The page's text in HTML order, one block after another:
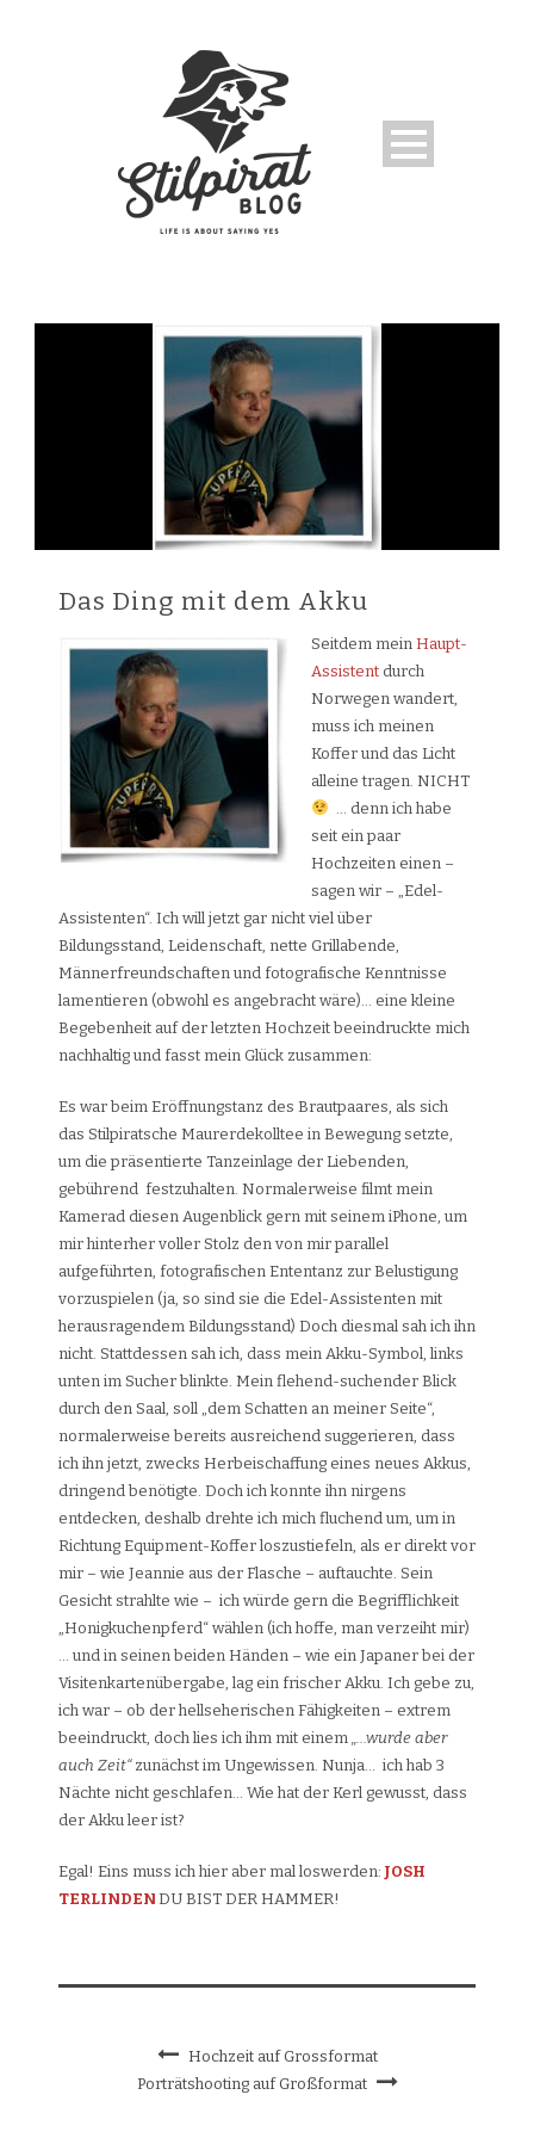
Das Ding mit dem Akku
Seitdem mein Haupt-
Assistent durch
Norwegen wandert,
muss ich meinen
Koffer und das Licht
alleine tragen. NICHT
… denn ich habe
seit ein paar
Hochzeiten einen –
sagen wir – „Edel-
Assistenten“. Ich will jetzt gar nicht viel über
Bildungsstand, Leidenschaft, nette Grillabende,
Männerfreundschaften und fotografische Kenntnisse
lamentieren (obwohl es angebracht wäre)… eine kleine
Begebenheit auf der letzten Hochzeit beeindruckte mich
nachhaltig und fasst mein Glück zusammen:
Es war beim Eröffnungstanz des Brautpaares, als sich
das Stilpiratsche Maurerdekolltee in Bewegung setzte,
um die präsentierte Tanzeinlage der Liebenden,
gebührend festzuhalten. Normalerweise filmt mein
Kamerad diesen Augenblick gern mit seinem iPhone, um
mir hinterher voller Stolz den von mir parallel
aufgeführten, fotografischen Ententanz zur Belustigung
vorzuspielen (ja, so sind sie die Edel-Assistenten mit
herausragendem Bildungsstand) Doch diesmal sah ich ihn
nicht. Stattdessen sah ich, dass mein Akku-Symbol, links
unten im Sucher blinkte. Mein flehend-suchender Blick
durch den Saal, soll „dem Schatten an meiner Seite“,
normalerweise bereits ausreichend suggerieren, dass
ich ihn jetzt, zwecks Herbeischaffung eines neues Akkus,
dringend benötigte. Doch ich konnte ihn nirgens
entdecken, deshalb drehte ich mich fluchend um, um in
Richtung Equipment-Koffer loszustiefeln, als er direkt vor
mir – wie Jeannie aus der Flasche – auftauchte. Sein
Gesicht strahlte wie – ich würde gern die Begrifflichkeit
„Honigkuchenpferd“ wählen (ich hoffe, man verzeiht mir)
… und in seinen beiden Händen – wie ein Japaner bei der
Visitenkartenübergabe, lag ein frischer Akku. Ich gebe zu,
ich war – ob der hellseherischen Fähigkeiten – extrem
beeindruckt, doch lies ich ihm mit einem „…wurde aber
auch Zeit“ zunächst im Ungewissen. Nunja… ich hab 3
Nächte nicht geschlafen… Wie hat der Kerl gewusst, dass
der Akku leer ist?
Egal! Eins muss ich hier aber mal loswerden: JOSH
TERLINDEN DU BIST DER HAMMER!
Hochzeit auf Grossformat
Porträtshooting auf Großformat